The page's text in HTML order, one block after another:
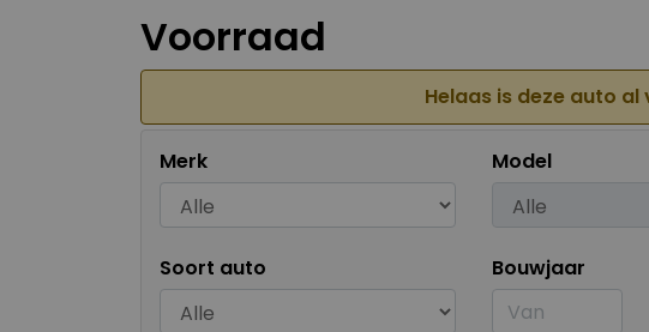
Voorraad
Helaas is deze auto
Merk Model
Soort auto Bouwjaar